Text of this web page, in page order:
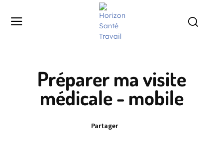
Préparer ma visite
médicale - mobile
Partager